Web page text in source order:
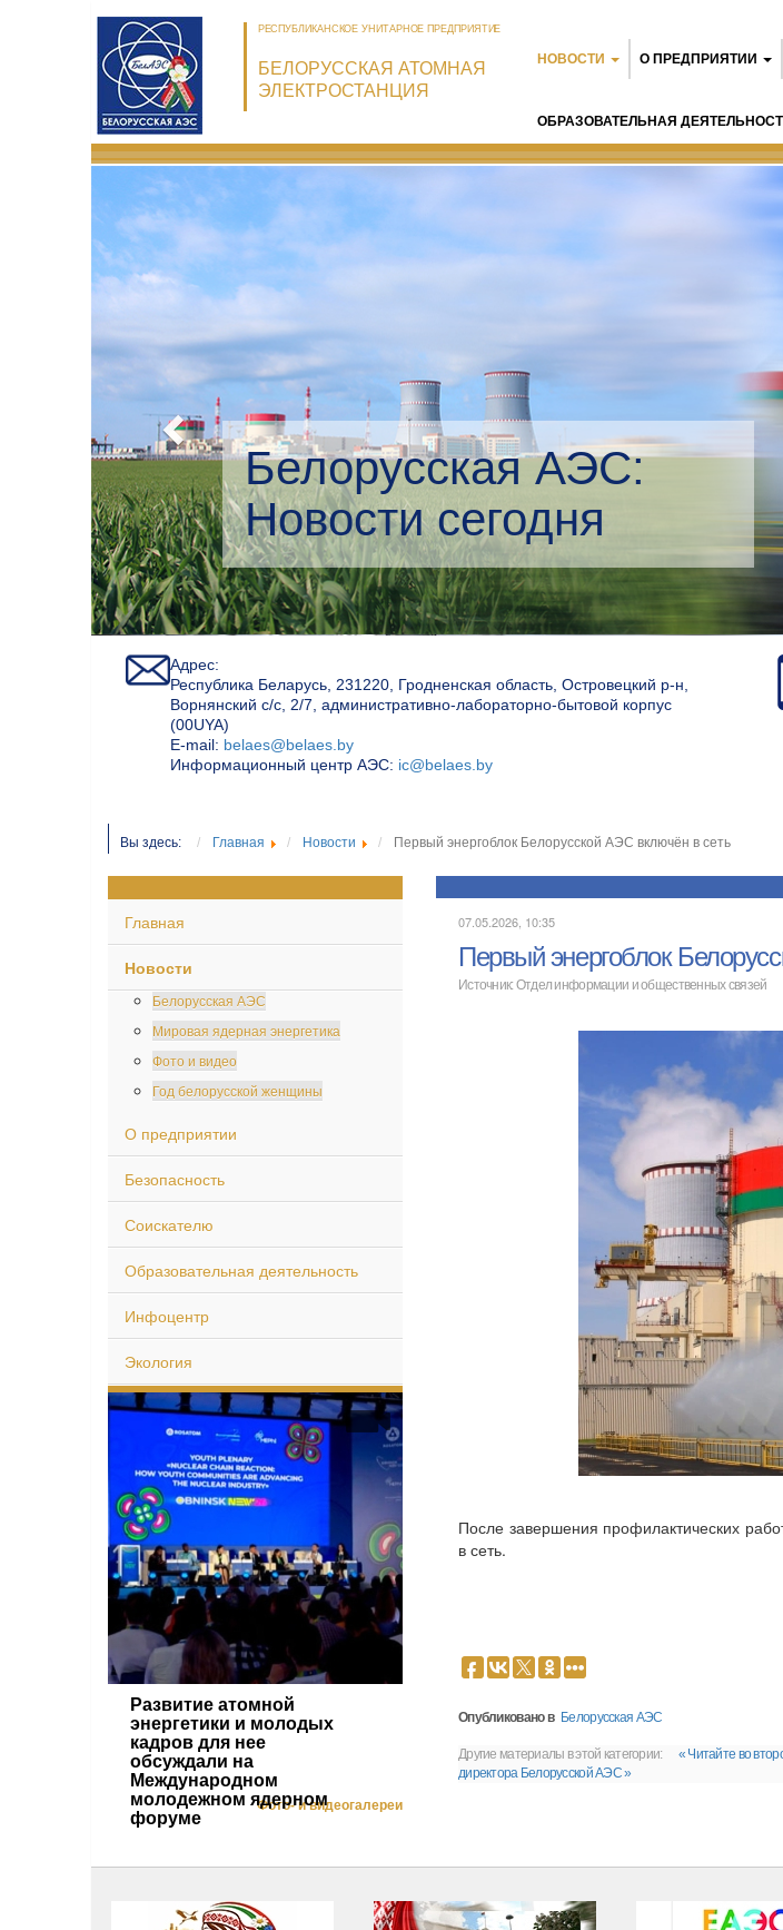
РЕСПУБЛИКАНСКОЕ УНИТАРНОЕ ПРЕДПРИЯТИЕ
БЕЛОРУССКАЯ АТОМНАЯ
ЭЛЕКТРОСТАНЦИЯ
НОВОСТИ О ПРЕДПРИЯТИИ
ОБРАЗОВАТЕЛЬНАЯ
Белорусская АЭС:
Экологический
Адрес:
Республика Беларусь, 231220, Гродненская область, Островецкий р-н,
Ворнянский с/с, 2/7, административно-лабораторно-бытовой корпус
(00UYA)
Е-mail: belaes@belaes.by
Информационный центр АЭС: ic@belaes.by
Вы здесь: Главная Новости Первый энергоблок Белорусской АЭС включён в сеть
Главная
Новости
Белорусская АЭС
Мировая ядерная энергетика
Фото и видео
Год белорусской женщины
О предприятии
Безопасность
Соискателю
Образовательная деятельность
Инфоцентр
Экология
Развитие атомной
энергетики и молодых
кадров для нее
обсуждали на
Международном
молодежном ядерном
форуме
Фото- и видеогалереи
07.05.2026, 10:35
Первый энергоблок
Источник: Отдел информации и общественных связей
После завершения профилактических
в сеть.
Опубликовано в Белорусская АЭС
Другие материалы в этой категории: « Читайте во
директора Белорусской АЭС »